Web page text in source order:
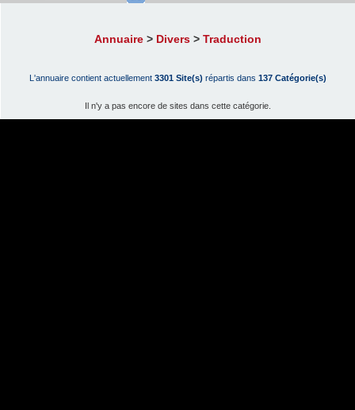
Annuaire> Divers> Traduction
L'annuaire contient actuellement 3301 Site(s) répartis dans 137 Catégorie(s)
Il n'y a pas encore de sites dans cette catégorie.